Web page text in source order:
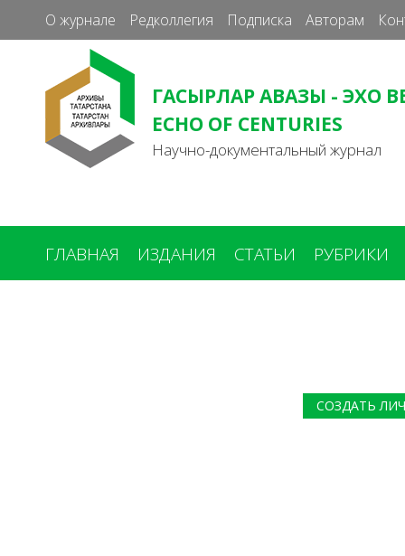
О журнале Редколлегия Подписка Авторам
ГАСЫРЛАР АВАЗЫ - ЭХО
ECHO OF CENTURIES
Научно-документальный журнал
ГЛАВНАЯ ИЗДАНИЯ СТАТЬИ РУБРИКИ
СОЗДАТЬ